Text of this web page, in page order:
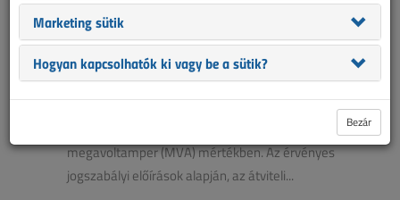
Hírek, 2022. május
A hálózati engedélyesek 2022. május 2-án
közzétették a nagyfeszültségű és a
nagy/középfeszültségű transzformátorállomásokhoz
megavoltamper (MVA) mértékben. Az érvényes
jogszabályi előírások alapján, az átviteli...
Marketing sütik
Hogyan kapcsolhatók ki vagy be a sütik?
Bezár